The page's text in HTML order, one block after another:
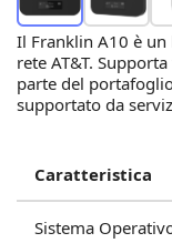
Il Franklin A10 è
rete AT&T.
parte del
supportato da
Caratteristica
Sistema